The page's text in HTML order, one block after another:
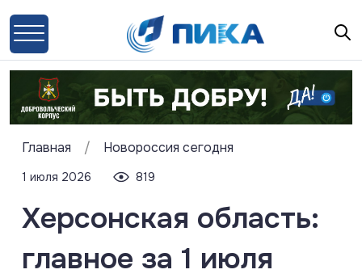
Главная / Новороссия сегодня
1 июля 2026 819
Херсонская область:
главное за 1 июля